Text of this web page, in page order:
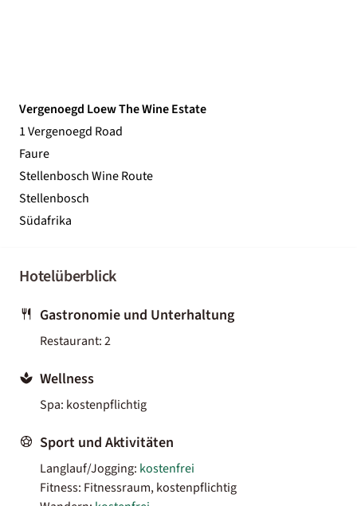
Vergenoegd Loew The Wine Estate
1 Vergenoegd Road
Faure
Stellenbosch Wine Route
Stellenbosch
Südafrika
Hotelüberblick
Gastronomie und Unterhaltung
Restaurant: 2
Wellness
Spa: kostenpflichtig
Sport und Aktivitäten
Langlauf/Jogging: kostenfrei
Fitness: Fitnessraum, kostenpflichtig